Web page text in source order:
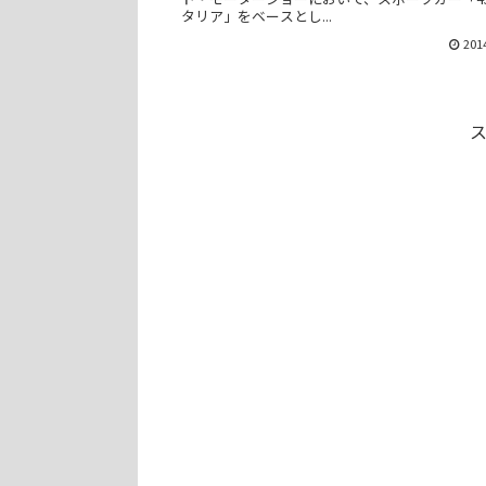
タリア」をベースとし...